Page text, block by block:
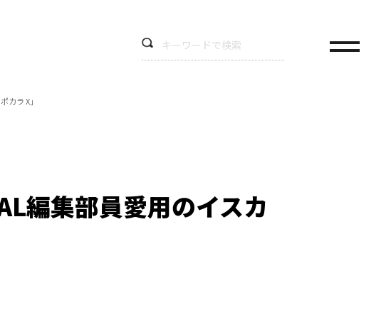
カラ X」
編集部員愛用のイスカ